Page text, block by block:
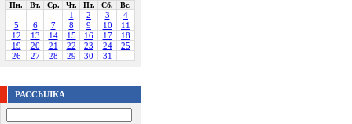
Пн. Вт. Ср. Чт. Пт. Сб. Вс.
1 2 3
4
5
6 7 8 9 10
11
12
13 14 15 16 17
18
19
20 21 22 23 24
25
26
27 28 29 30 31
РАССЫЛКА